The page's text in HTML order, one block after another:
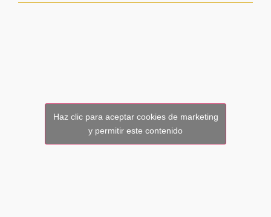
Haz clic para aceptar cookies de marketing
y permitir este contenido